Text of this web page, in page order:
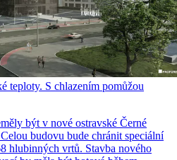
teploty. S chlazením pomůžou
být v nové ostravské Černé
budovu bude chránit speciální
hlubinných vrtů. Stavba nového